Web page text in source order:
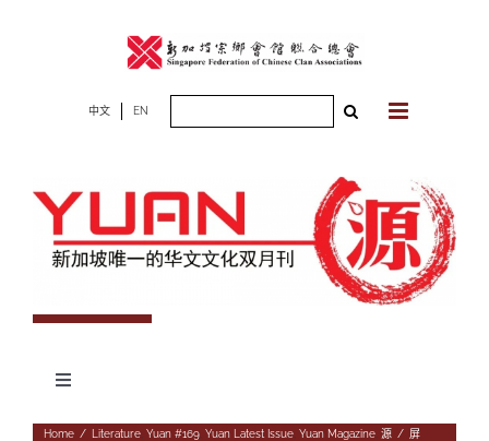
中文 EN
Toggle
专题Home / Literature, Yuan #169, Yuan Latest Issue, Yuan Magazine, 源 / 屏